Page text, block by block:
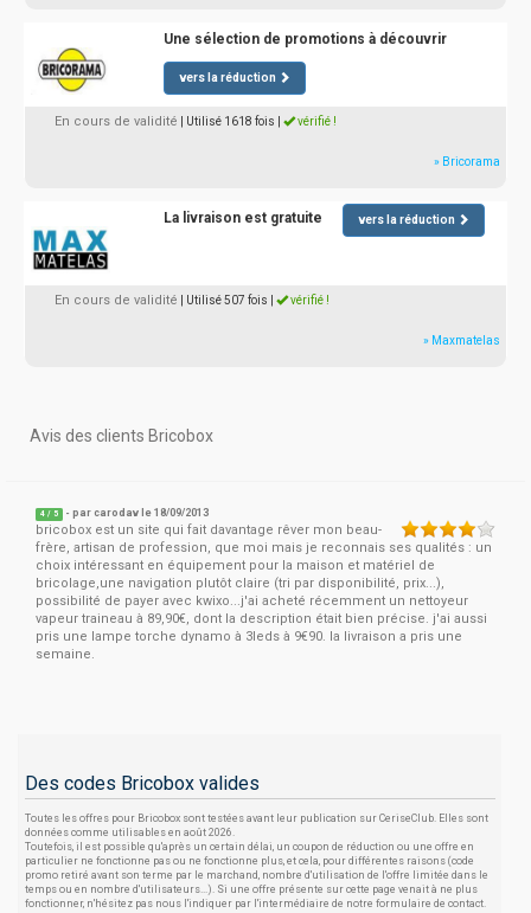
Une sélection de promotions à découvrir
vers la réduction
En cours de validité | Utilisé 1618 fois vérifié !
» Bricorama
La livraison est gratuite vers la réduction
En cours de validité | Utilisé 507 fois vérifié !
» Maxmatelas
Avis des clients Bricobox
4 / 5 - parcarodav le 18/09/2013
bricobox est un site qui fait davantage rêver mon beau-
frère, artisan de profession, que moi mais je reconnais ses qualités : un
choix intéressant en équipement pour la maison et matériel de
bricolage,une navigation plutôt claire (tri par disponibilité, prix...),
possibilité de payer avec kwixo...j'ai acheté récemment un nettoyeur
vapeur traineau à 89,90€, dont la description était bien précise. j'ai aussi
pris une lampe torche dynamo à 3leds à 9€90. la livraison a pris une
semaine.
Des codes Bricobox valides
Toutes les offres pour Bricobox sont testées avant leur publication sur CeriseClub. Elles sont
données comme utilisables en août 2026.
Toutefois, il est possible qu'après un certain délai, un coupon de réduction ou une offre en
particulier ne fonctionne pas ou ne fonctionne plus, et cela, pour différentes raisons (code
promo retiré avant son terme par le marchand, nombre d'utilisation de l'offre limitée dans le
temps ou en nombre d'utilisateurs...). Si une offre présente sur cette page venait à ne plus
fonctionner, n'hésitez pas nous l'indiquer par l'intermédiaire de notre formulaire de contact.